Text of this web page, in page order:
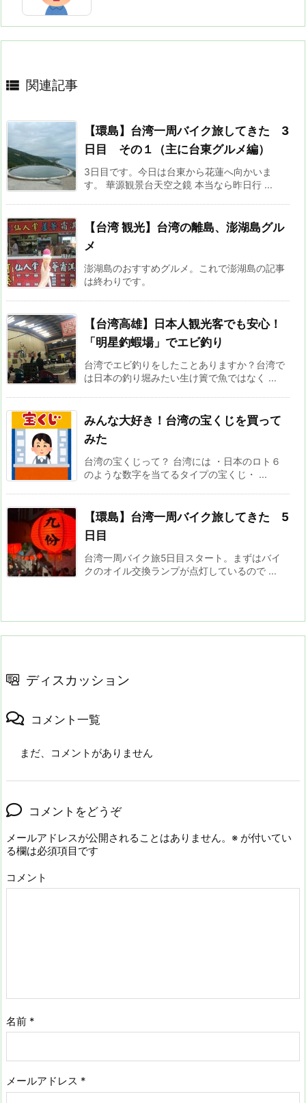
 関連記事
【環島】台湾一周バイク旅してきた 3
日目 その１（主に台東グルメ編）
3日目です。今日は台東から花蓮へ向かいま
す。 華源観景台天空之鏡 本当なら昨日行 ...
【台湾 観光】台湾の離島、澎湖島グル
メ
澎湖島のおすすめグルメ。これで澎湖島の記事
は終わりです。
【台湾高雄】日本人観光客でも安心！
「明星釣蝦場」でエビ釣り
台湾でエビ釣りをしたことありますか？台湾で
は日本の釣り堀みたい生け簀で魚ではなく ...
みんな大好き！台湾の宝くじを買って
みた
台湾の宝くじって？ 台湾には ・日本のロト６
のような数字を当てるタイプの宝くじ・ ...
【環島】台湾一周バイク旅してきた 5
日目
台湾一周バイク旅5日目スタート。まずはバイ
クのオイル交換ランプが点灯しているので ...
ディスカッション
コメント一覧
まだ、コメントがありません
コメントをどうぞ
メールアドレスが公開されることはありません。 ※ が付いてい
る欄は必須項目です
コメント
名前 *
メールアドレス *